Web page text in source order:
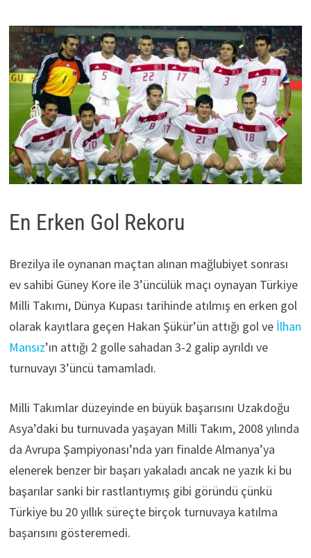
En Erken Gol Rekoru
Brezilya ile oynanan maçtan alınan mağlubiyet sonrası
ev sahibi Güney Kore ile 3’üncülük maçı oynayan Türkiye
Milli Takımı, Dünya Kupası tarihinde atılmış en erken gol
olarak kayıtlara geçen Hakan Şükür’ün attığı gol ve İlhan
Mansız’ın attığı 2 golle sahadan 3-2 galip ayrıldı ve
turnuvayı 3’üncü tamamladı.
Milli Takımlar düzeyinde en büyük başarısını Uzakdoğu
Asya’daki bu turnuvada yaşayan Milli Takım, 2008 yılında
da Avrupa Şampiyonası’nda yarı finalde Almanya’ya
elenerek benzer bir başarı yakaladı ancak ne yazık ki bu
başarılar sanki bir rastlantıymış gibi göründü çünkü
Türkiye bu 20 yıllık süreçte birçok turnuvaya katılma
başarısını gösteremedi.